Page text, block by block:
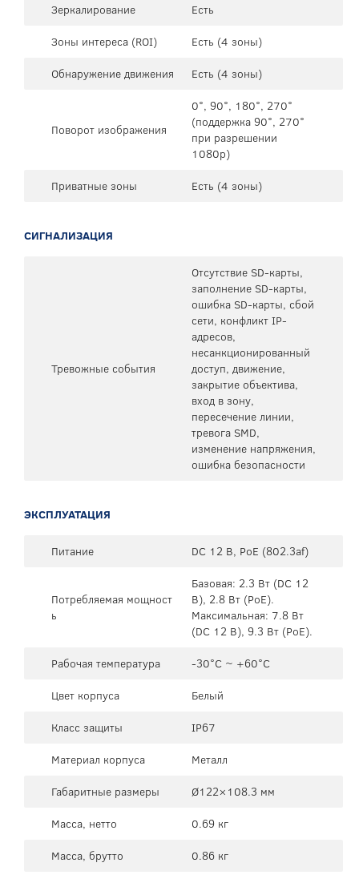
Зеркалирование
Есть
Зоны интереса (ROI)
Есть (4 зоны)
Обнаружение движения
Есть (4 зоны)
Поворот изображения
0°, 90°, 180°, 270°
(поддержка 90°, 270°
при разрешении
1080p)
Приватные зоны
Есть (4 зоны)
СИГНАЛИЗАЦИЯ
Тревожные события
Отсутствие SD-карты,
заполнение SD-карты,
ошибка SD-карты, сбой
сети, конфликт IP-
адресов,
несанкционированный
доступ, движение,
закрытие объектива,
вход в зону,
пересечение линии,
тревога SMD,
изменение напряжения,
ошибка безопасности
ЭКСПЛУАТАЦИЯ
Питание DC 12 В, PoE (802.3af)
Потребляемая мощност
ь
Базовая: 2.3 Вт (DC 12
В), 2.8 Вт (PoE).
Максимальная: 7.8 Вт
(DC 12 В), 9.3 Вт (PoE).
Рабочая температура
-30°C ~ +60°C
Цвет корпуса
Белый
Класс защиты
IP67
Материал корпуса
Металл
Габаритные размеры
Ø122×108.3 мм
Масса, нетто
0.69 кг
Масса, брутто
0.86 кг